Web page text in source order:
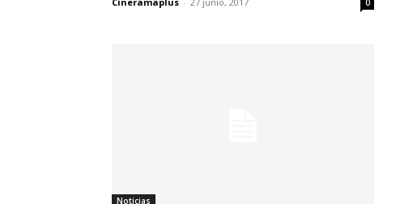
0
Noticias